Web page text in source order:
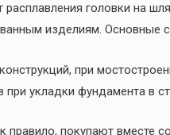
расплавления головки на
изделиям. Основные
при
при укладки фундамента в
правило, покупают вместе